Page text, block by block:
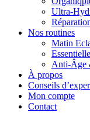
Ultra-
Nos routines
Matin
Anti‑Âge
À propos
Conseils
Mon compte
Contact